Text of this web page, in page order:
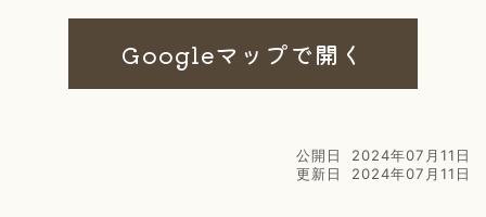
Googleマップで開く
公開日
2024年07月11日
更新日
2024年07月11日